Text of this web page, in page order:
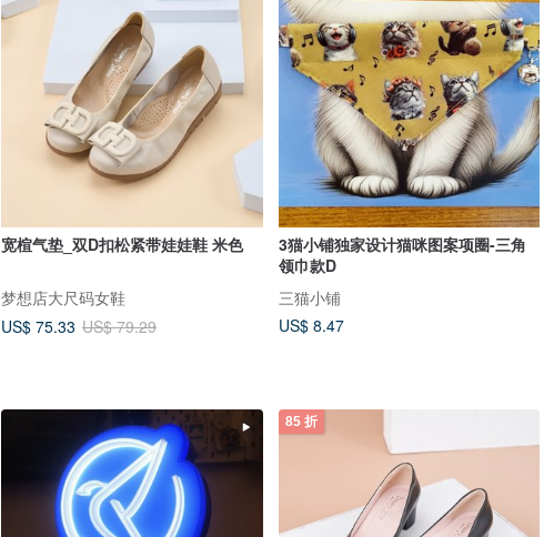
宽楦气垫_双D扣松紧带娃娃鞋 米色
梦想店大尺码女鞋
US$ 75.33 US$ 79.29
3猫小铺独家设计猫咪图案项圈-三角
领巾款D
三猫小铺
US$ 8.47
85 折